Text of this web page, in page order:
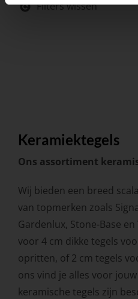
Filters wissen
Keramiektegels
Ons assortiment
Wij bieden een breed
van topmerken zoals
Gardenlux, Stone-Base
voor 4 cm dikke tegels
opritten, of 2 cm tegels
ons vind je alles voor
keramische tegels zijn